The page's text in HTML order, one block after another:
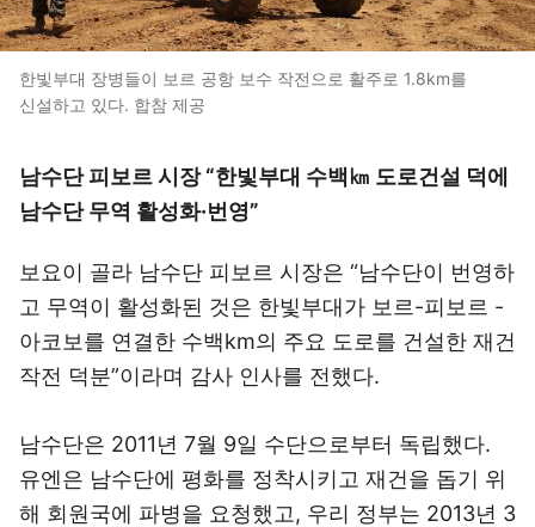
한빛부대 장병들이 보르 공항 보수 작전으로 활주로 1.8km를
신설하고 있다. 합참 제공
남수단 피보르 시장 “한빛부대 수백㎞ 도로건설 덕에
남수단 무역 활성화·번영”
보요이 골라 남수단 피보르 시장은 “남수단이 번영하
고 무역이 활성화된 것은 한빛부대가 보르-피보르 -
아코보를 연결한 수백km의 주요 도로를 건설한 재건
작전 덕분”이라며 감사 인사를 전했다.
남수단은 2011년 7월 9일 수단으로부터 독립했다.
유엔은 남수단에 평화를 정착시키고 재건을 돕기 위
해 회원국에 파병을 요청했고, 우리 정부는 2013년 3